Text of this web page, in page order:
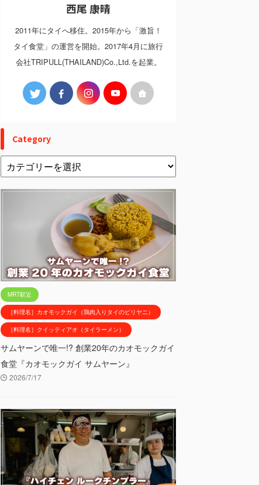
西尾 康晴
2011年にタイへ移住。2015年から「激旨！
タイ食堂」の運営を開始。2017年4月に旅行
会社TRIPULL(THAILAND)Co.,Ltd.を起業。
Category
MRT駅近
［料理名］カオモックガイ（鶏肉入りタイのビリヤニ）
［料理名］クイッティアオ（タイラーメン）
サムヤーンで唯一!? 創業20年のカオモックガイ
食堂『カオモックガイ サムヤーン』
2026/7/17